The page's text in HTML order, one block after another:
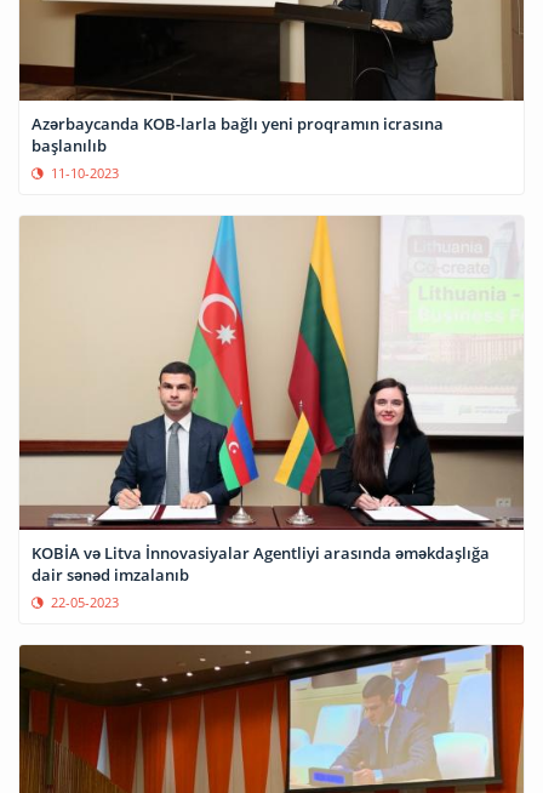
Azərbaycanda KOB-larla bağlı yeni proqramın icrasına
başlanılıb
11-10-2023
KOBİA və Litva İnnovasiyalar Agentliyi arasında əməkdaşlığa
dair sənəd imzalanıb
22-05-2023